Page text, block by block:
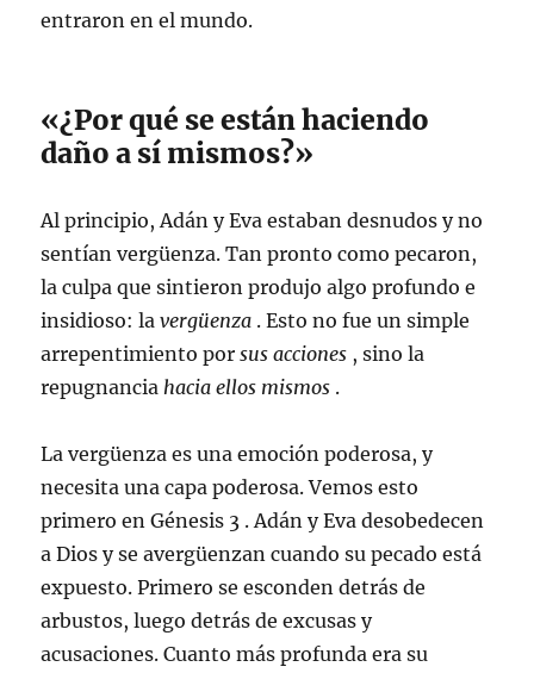
entraron en el mundo.
«¿Por qué se están haciendo
daño a sí mismos?»
Al principio, Adán y Eva estaban desnudos y no
sentían vergüenza. Tan pronto como pecaron,
la culpa que sintieron produjo algo profundo e
insidioso: lavergüenza . Esto no fue un simple
arrepentimiento porsus acciones , sino la
repugnancia hacia ellos mismos .
La vergüenza es una emoción poderosa, y
necesita una capa poderosa. Vemos esto
primero en Génesis 3 . Adán y Eva desobedecen
a Dios y se avergüenzan cuando su pecado está
expuesto. Primero se esconden detrás de
arbustos, luego detrás de excusas y
acusaciones. Cuanto más profunda era su